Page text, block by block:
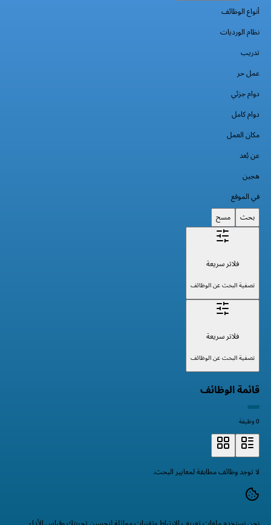
أنواع الوظائف
نظام الورديات
تدريب
عمل حر
دوام جزئي
دوام كامل
مكان العمل
عن بُعد
هجين
في الموقع
بحث
مسح
فلاتر سريعة
تصفية البحث عن الوظائف
فلاتر سريعة
تصفية البحث عن الوظائف
قائمة الوظائف
0 وظيفة
لا توجد وظائف مطابقة لمعايير البحث.